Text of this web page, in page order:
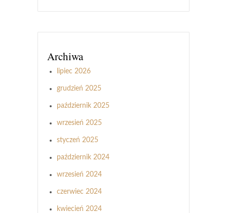
Archiwa
lipiec 2026
grudzień 2025
październik 2025
wrzesień 2025
styczeń 2025
październik 2024
wrzesień 2024
czerwiec 2024
kwiecień 2024